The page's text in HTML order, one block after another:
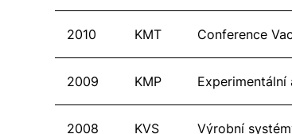
2010 KMT Conference
2009 KMP Experimentální
2008 KVS Výrobní